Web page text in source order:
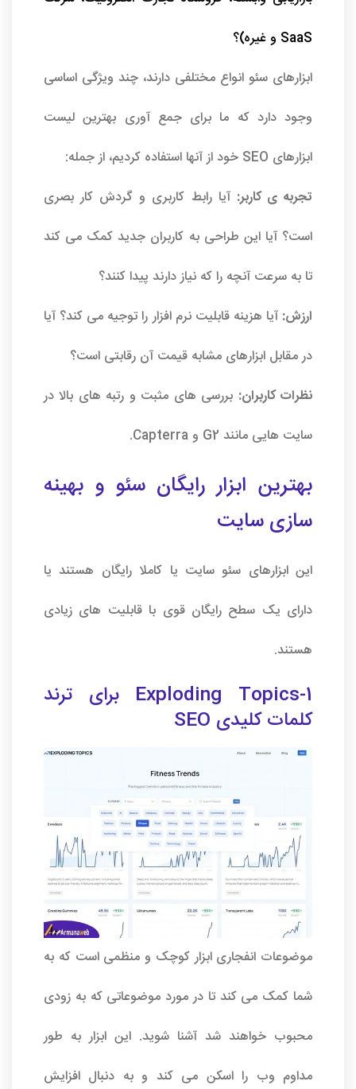
SaaS و غیره)؟
ابزارهای سئو انواع مختلفی دارند، چند ویژگی اساسی
وجود دارد که ما برای جمع آوری بهترین لیست
ابزارهای SEO خود از آنها استفاده کردیم، از جمله:
تجربه ی کاربر: آیا رابط کاربری و گردش کار بصری
است؟ آیا این طراحی به کاربران جدید کمک می کند
تا به سرعت آنچه را که نیاز دارند پیدا کنند؟
ارزش: آیا هزینه قابلیت نرم افزار را توجیه می کند؟ آیا
در مقابل ابزارهای مشابه قیمت آن رقابتی است؟
نظرات کاربران: بررسی های مثبت و رتبه های بالا در
سایت هایی مانند G2 و Capterra.
بهترین ابزار رایگان سئو و بهینه
سازی سایت
این ابزارهای سئو سایت یا کاملا رایگان هستند یا
دارای یک سطح رایگان قوی با قابلیت های زیادی
هستند.
1-Exploding Topics برای ترند
کلمات کلیدی SEO
موضوعات انفجاری ابزار کوچک و منظمی است که به
شما کمک می کند تا در مورد موضوعاتی که به زودی
محبوب خواهند شد آشنا شوید. این ابزار به طور
مداوم وب را اسکن می کند و به دنبال افزایش